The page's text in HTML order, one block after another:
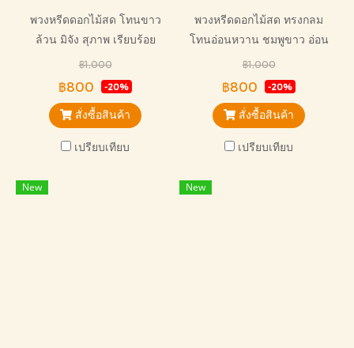
พวงหรีดดอกไม้สด โทนขาว
ล้วน มิจัง สุภาพ เรียบร้อย
เหมาะกับการไว้อาลัยทุกแบบ
฿1,000
฿800 -20%
สั่งซื้อสินค้า
เปรียบเทียบ
พวงหรีดดอกไม้สด ทรงกลม
โทนอ่อนหวาน ชมพูขาว อ่อน
โยน เหมาะกับการไว้อาลัยทุก
แบบ ขนาดกลางมาตรฐาน
฿1,000
฿800 -20%
สั่งซื้อสินค้า
เปรียบเทียบ
New New